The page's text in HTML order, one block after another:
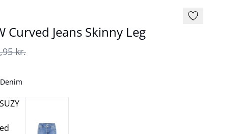
Curved Jeans Skinny Leg
kr.